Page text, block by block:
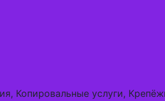
Копировальные услуги,